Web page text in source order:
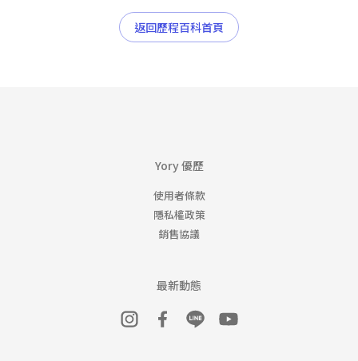
返回歷程百科首頁
Yory 優歷
使用者條款
隱私權政策
銷售協議
最新動態